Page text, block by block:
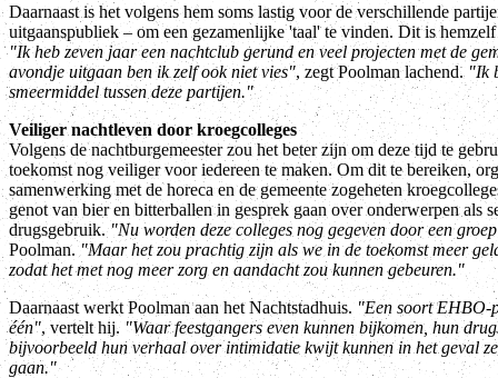
Daarnaast is het volgens hem soms lastig voor de verschillende
uitgaanspubliek – om een gezamenlijke 'taal' te vinden. Dit is
"Ik heb zeven jaar een nachtclub gerund en veel projecten met de
avondje uitgaan ben ik zelf ook niet vies", zegt Poolman lachend. "Ik
smeermiddel tussen deze partijen."
Veiliger nachtleven door kroegcolleges
Volgens de nachtburgemeester zou het beter zijn om deze tijd te
toekomst nog veiliger voor iedereen te maken. Om dit te bereiken,
samenwerking met de horeca en de gemeente zogeheten
genot van bier en bitterballen in gesprek gaan over onderwerpen als
drugsgebruik."Nu worden deze colleges nog gegeven door een
Poolman."Maar het zou prachtig zijn als we in de toekomst meer
zodat het met nog meer zorg en aandacht zou kunnen gebeuren."
Daarnaast werkt Poolman aan het Nachtstadhuis. "Een soort EHBO-
één", vertelt hij. "Waar feestgangers even kunnen bijkomen, hun
bijvoorbeeld hun verhaal over intimidatie kwijt kunnen in het geval
gaan."